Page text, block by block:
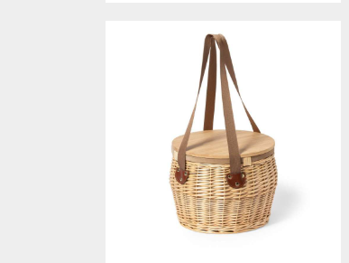
Angebot anfordern